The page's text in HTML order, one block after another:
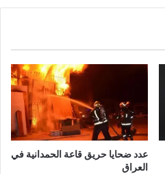
عدد ضحايا حريق قاعة الحمدانية في
العراق